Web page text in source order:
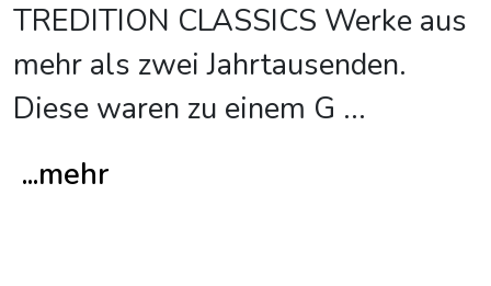
TREDITION CLASSICS Werke aus
mehr als zwei Jahrtausenden.
Diese waren zu einem G ...
...mehr